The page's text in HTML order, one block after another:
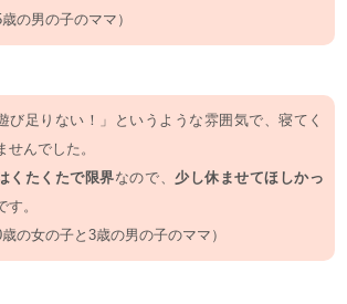
歳の男の子のママ）
び足りない！」というような雰囲気で、寝てく
せんでした。
くたくたで限界なので、 少し休ませてほしかっ
す。
歳の女の子と3歳の男の子のママ）